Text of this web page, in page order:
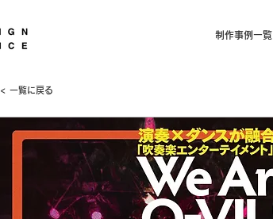
制作事例一覧
< 一覧に戻る